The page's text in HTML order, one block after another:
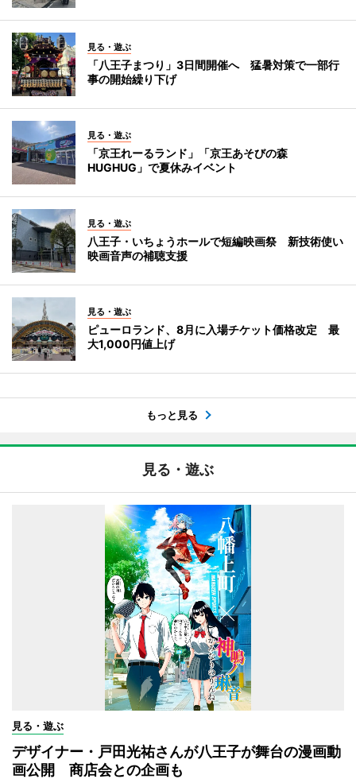
見る・遊ぶ
「八王子まつり」3日間開催へ 猛暑対策で一部行
事の開始繰り下げ
見る・遊ぶ
「京王れーるランド」「京王あそびの森
HUGHUG」で夏休みイベント
見る・遊ぶ
八王子・いちょうホールで短編映画祭 新技術使い
映画音声の補聴支援
見る・遊ぶ
ピューロランド、8月に入場チケット価格改定 最
大1,000円値上げ
もっと見る
見る・遊ぶ
見る・遊ぶ
デザイナー・戸田光祐さんが八王子が舞台の漫画動
画公開 商店会との企画も